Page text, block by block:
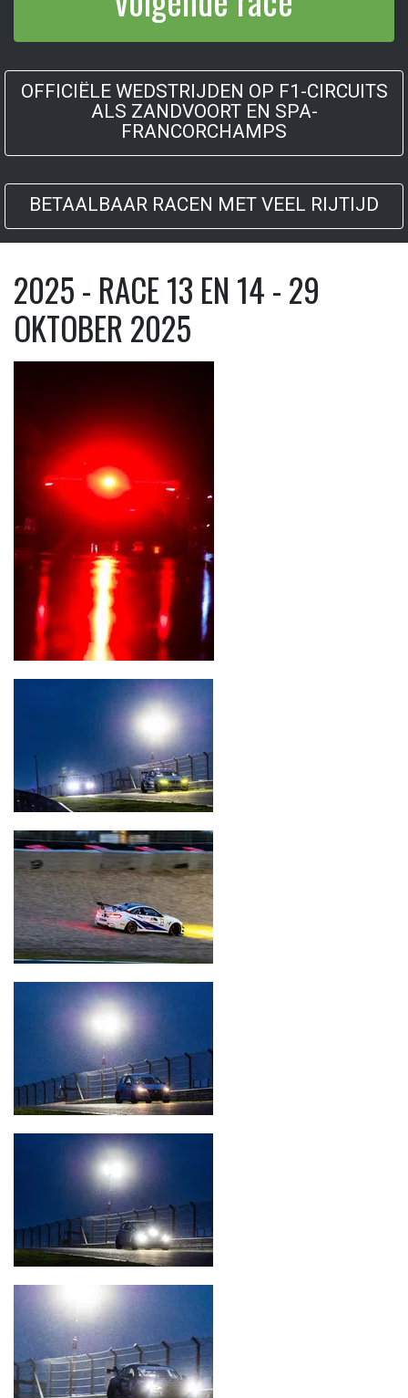
OFFICIËLE WEDSTRIJDEN OP F1-CIRCUITS
ALS ZANDVOORT EN SPA-
FRANCORCHAMPS
BETAALBAAR RACEN MET VEEL RIJTIJD
2025 - RACE 13 EN 14 - 29
OKTOBER 2025